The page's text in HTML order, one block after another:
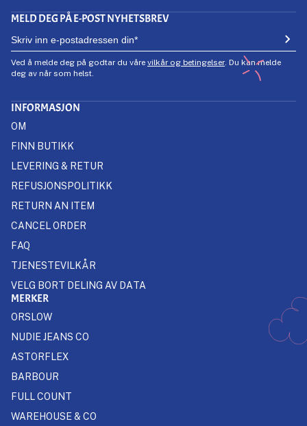
MELD DEG PÅ E-POST NYHETSBREV
Ved å melde deg på godtar du våre vilkår og betingelser. Du kan melde
deg av når som helst.
INFORMASJON
OM
FINN BUTIKK
LEVERING & RETUR
REFUSJONSPOLITIKK
RETURN AN ITEM
CANCEL ORDER
FAQ
TJENESTEVILKÅR
VELG BORT DELING AV DATA
MERKER
ORSLOW
NUDIE JEANS CO
ASTORFLEX
BARBOUR
FULL COUNT
WAREHOUSE & CO